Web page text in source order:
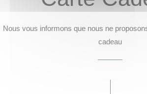
Nous vous informons que nous ne
cadeau